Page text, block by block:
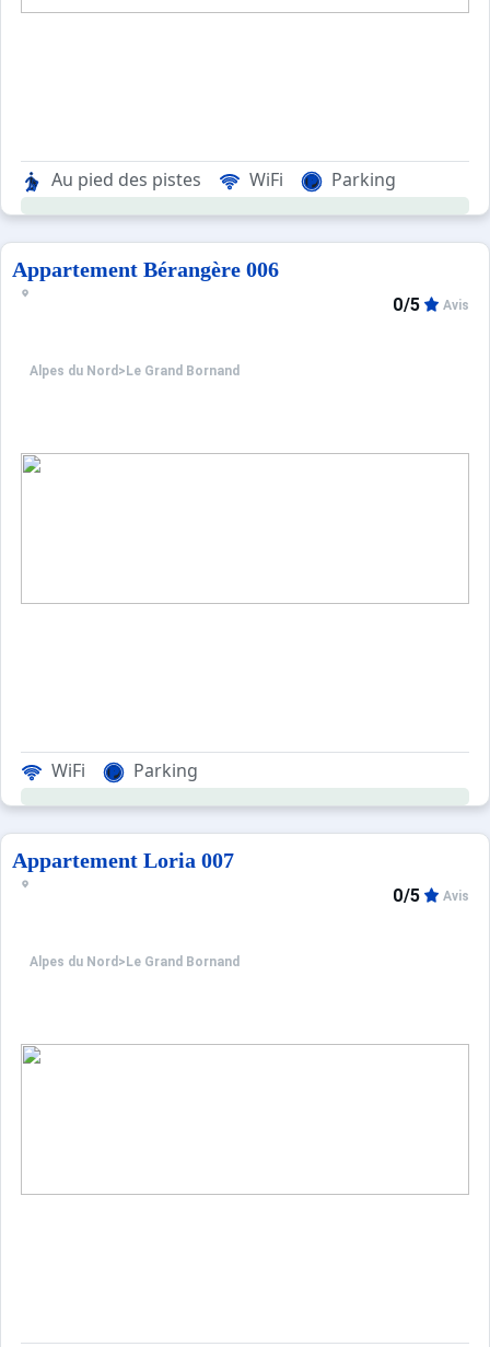
Au pied des pistes WiFi Parking
Appartement Bérangère 006
Alpes du Nord > Le Grand Bornand
0/5 Avis
WiFi Parking
Appartement Loria 007
Alpes du Nord > Le Grand Bornand
0/5 Avis